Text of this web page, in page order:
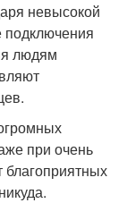
невысокой
подключения
людям
при очень
благоприятных